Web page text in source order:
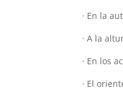
· En la
· A la
· En los
· El